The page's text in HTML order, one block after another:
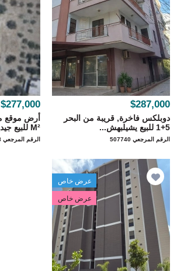
$287,000
دوبلكس فاخرة, قريبة من البحر
5+1 للبيع يشيلبهش...
الرقم المرجعي 507740
$277,000
M² للبيع جيديك, س...
الرقم المرجعي 738738
عرض خاص
عرض خاص